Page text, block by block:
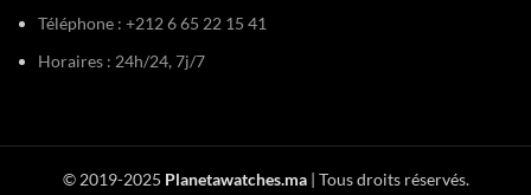
Téléphone : +212 6 65 22 15 41
Horaires : 24h/24, 7j/7
© 2019-2025 Planetawatches.ma| Tous droits réservés.